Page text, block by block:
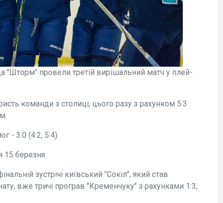
"Шторм" провели третій вирішальний матч у плей-
команди з столиці, цього разу з рахунком 5:3
- 3:0 (4:2, 5:4).
15 березня.
зустрічі київський "Сокіл", який став
вже тричі програв "Кременчуку" з рахунками 1:3,